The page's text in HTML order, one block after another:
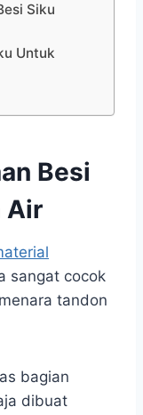
Siku
Untuk
Besi
Air
sangat cocok
tandon
bagian
dibuat